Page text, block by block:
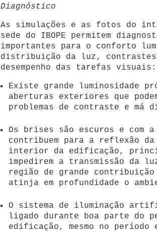
Diagnóstico
As simulações e as fotos do
sede do IBOPE permitem
importantes para o conforto
distribuição da luz,
desempenho das tarefas visuais:
Existe grande luminosidade
aberturas exteriores que
problemas de contraste e
Os brises são escuros e com
contribuem para a reflexão
interior da edificação,
impedirem a transmissão da
região de grande
atinja em profundidade o
O sistema de iluminação
ligado durante boa parte do
edificação, mesmo no período